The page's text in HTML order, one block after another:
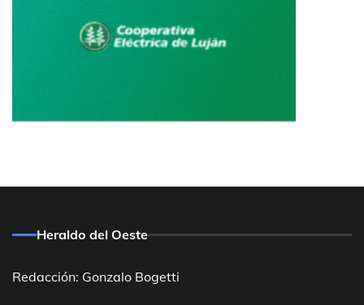
Heraldo del Oeste
Redacción: Gonzalo Bogetti